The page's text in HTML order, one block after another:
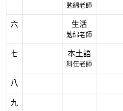
勉綿老師
六 生活
勉綿老師
七 本土語
科任老師
八
九